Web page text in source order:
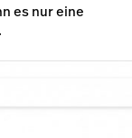
es nur eine